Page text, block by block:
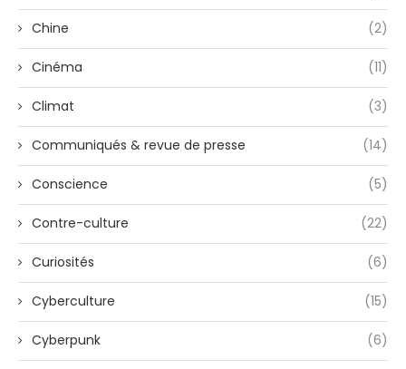
Chine (2)
Cinéma (11)
Climat (3)
Communiqués & revue de presse (14)
Conscience (5)
Contre-culture (22)
Curiosités (6)
Cyberculture (15)
Cyberpunk (6)